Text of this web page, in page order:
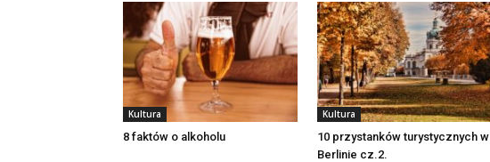
Kultura
8 faktów o alkoholu
Kultura
10 przystanków turystycznych w
Berlinie cz.2.